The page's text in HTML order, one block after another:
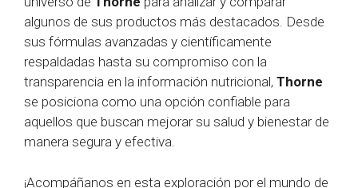
algunos de sus productos más destacados. Desde
sus fórmulas avanzadas y científicamente
respaldadas hasta su compromiso con la
transparencia en la información nutricional, Thorne
se posiciona como una opción confiable para
aquellos que buscan mejorar su salud y bienestar de
manera segura y efectiva.
¡Acompáñanos en esta exploración por el mundo de